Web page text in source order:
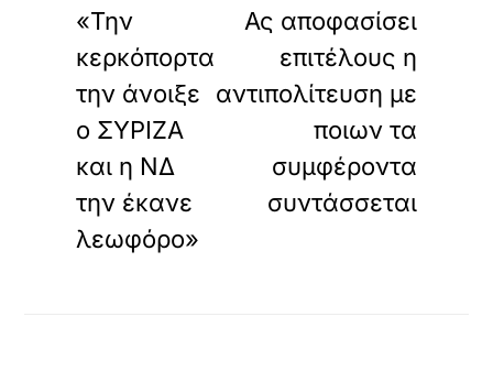
«Την
κερκόπορτα
την άνοιξε
ο ΣΥΡΙΖΑ
και η ΝΔ
την έκανε
λεωφόρο»
Ας αποφασίσει
επιτέλους η
αντιπολίτευση με
ποιων τα
συμφέροντα
συντάσσεται